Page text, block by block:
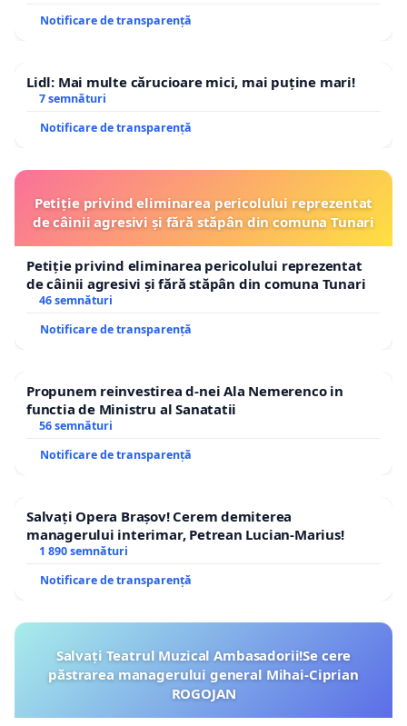
Notificare de transparență
Lidl: Mai multe cărucioare mici, mai puține mari!
7 semnături
Notificare de transparență
Petiție privind eliminarea pericolului reprezentat
de câinii agresivi și fără stăpân din comuna Tunari
Petiție privind eliminarea pericolului reprezentat
de câinii agresivi și fără stăpân din comuna Tunari
46 semnături
Notificare de transparență
Propunem reinvestirea d-nei Ala Nemerenco in
functia de Ministru al Sanatatii
56 semnături
Notificare de transparență
Salvați Opera Brașov! Cerem demiterea
managerului interimar, Petrean Lucian-Marius!
1 890 semnături
Notificare de transparență
Salvați Teatrul Muzical Ambasadorii!Se cere
păstrarea managerului general Mihai-Ciprian
ROGOJAN